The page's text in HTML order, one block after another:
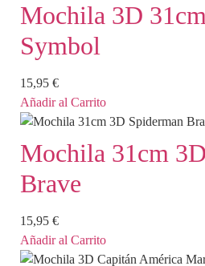
Mochila 3D
Symbol
15,95 €
Añadir al Carrito
Mochila 31cm
Brave
15,95 €
Añadir al Carrito